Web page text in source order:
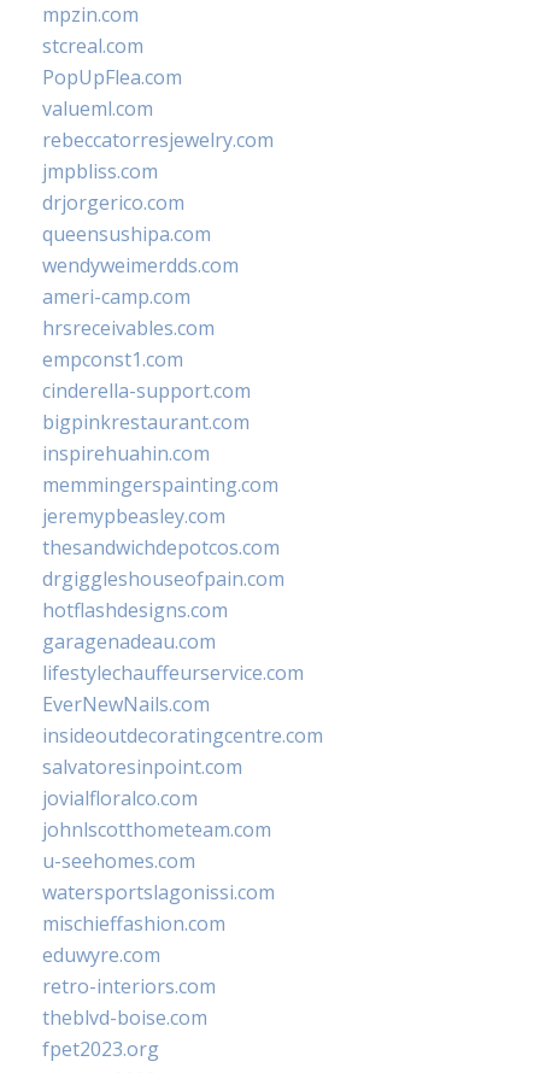
mpzin.com
stcreal.com
PopUpFlea.com
valueml.com
rebeccatorresjewelry.com
jmpbliss.com
drjorgerico.com
queensushipa.com
wendyweimerdds.com
ameri-camp.com
hrsreceivables.com
empconst1.com
cinderella-support.com
bigpinkrestaurant.com
inspirehuahin.com
memmingerspainting.com
jeremypbeasley.com
thesandwichdepotcos.com
drgiggleshouseofpain.com
hotflashdesigns.com
garagenadeau.com
lifestylechauffeurservice.com
EverNewNails.com
insideoutdecoratingcentre.com
salvatoresinpoint.com
jovialfloralco.com
johnlscotthometeam.com
u-seehomes.com
watersportslagonissi.com
mischieffashion.com
eduwyre.com
retro-interiors.com
theblvd-boise.com
fpet2023.org